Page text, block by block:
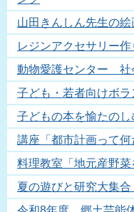
山田きんしん先生の絵
レジンアクセサリー作
動物愛護センター 社
子ども・若者向けボ
子どもの本を愉たの
講座「都市計画って何
料理教室「地元産野菜
夏の遊びと研究大集合